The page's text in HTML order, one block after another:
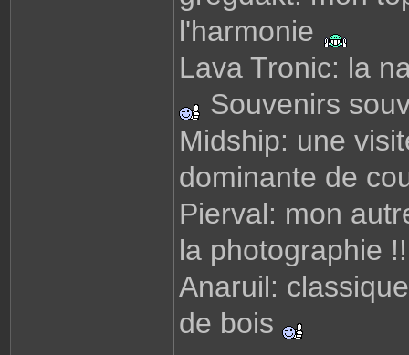
l'harmonie
Lava Tronic: la
Souvenirs
Midship: une
dominante de
Pierval: mon
la photographie
Anaruil:
de bois